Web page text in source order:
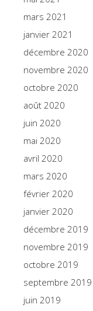
mars 2021
janvier 2021
décembre 2020
novembre 2020
octobre 2020
août 2020
juin 2020
mai 2020
avril 2020
mars 2020
février 2020
janvier 2020
décembre 2019
novembre 2019
octobre 2019
septembre 2019
juin 2019